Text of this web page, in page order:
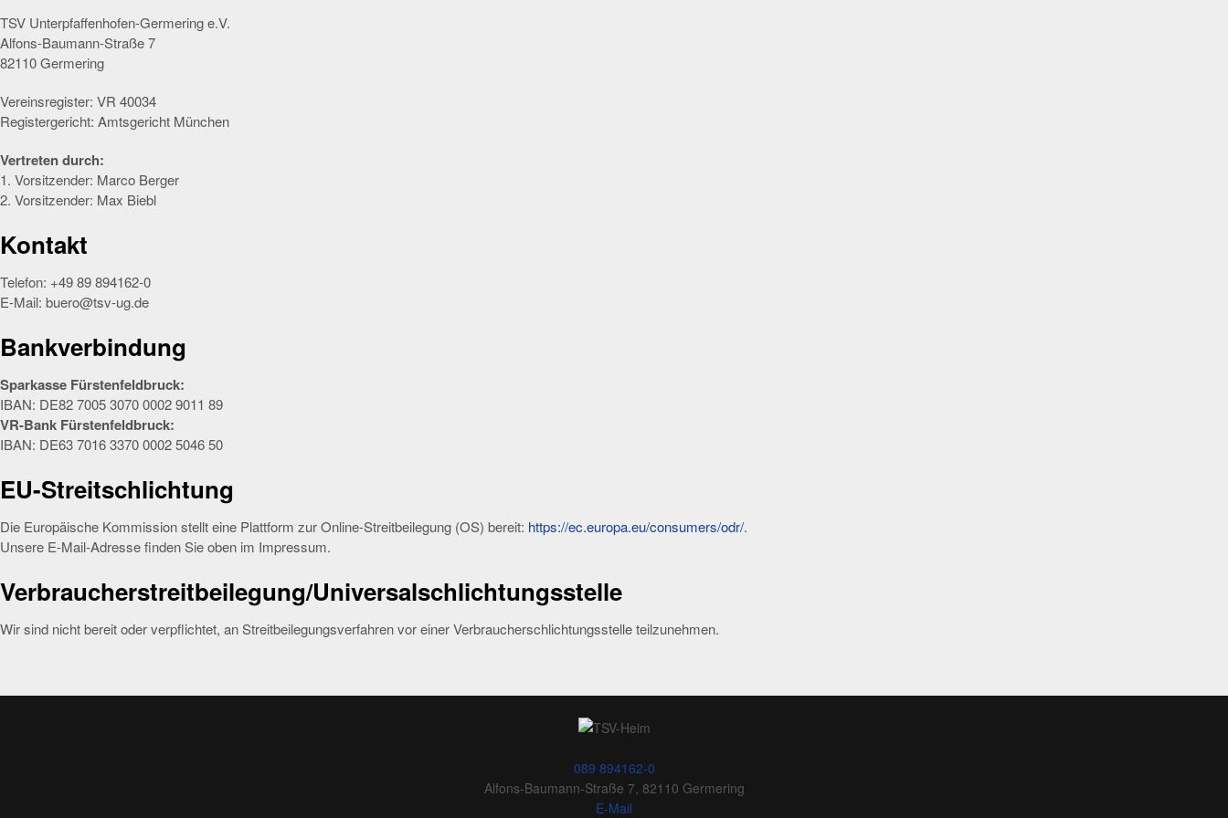
TSV Unterpfaffenhofen-Germering e.V.
Alfons-Baumann-Straße 7
82110 Germering
Vereinsregister: VR 40034
Registergericht: Amtsgericht München
Vertreten durch:
1. Vorsitzender: Marco Berger
2. Vorsitzender: Max Biebl
Kontakt
Telefon: +49 89 894162-0
E-Mail: buero@tsv-ug.de
Bankverbindung
Sparkasse Fürstenfeldbruck:
IBAN: DE82 7005 3070 0002 9011 89
VR-Bank Fürstenfeldbruck:
IBAN: DE63 7016 3370 0002 5046 50
EU-Streitschlichtung
Die Europäische Kommission stellt eine Plattform zur Online-Streitbeilegung (OS) bereit: https://ec.europa.eu/consumers/odr/.
Unsere E-Mail-Adresse finden Sie oben im Impressum.
Verbraucher­streit­beilegung/Universal­schlichtungs­stelle
Wir sind nicht bereit oder verpflichtet, an Streitbeilegungsverfahren vor einer Verbraucherschlichtungsstelle teilzunehmen.
089 894162-0
Alfons-Baumann-Straße 7, 82110 Germering
E-Mail